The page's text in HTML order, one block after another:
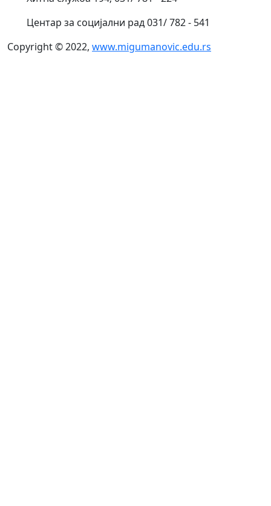
Центар за социјални рад 031/ 782 - 541
Copyright © 2022, www.migumanovic.edu.rs